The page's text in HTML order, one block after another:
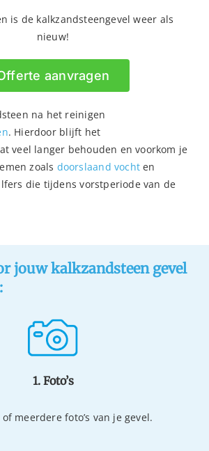
is de kalkzandsteengevel weer als
nieuw!
aanvragen
na het reinigen
. Hierdoor blijft het
veel langer behouden en voorkom je
zoals doorslaand vocht en
die tijdens vorstperiode van de
jouw kalkzandsteen gevel
1. Foto’s
meerdere foto’s van je gevel.